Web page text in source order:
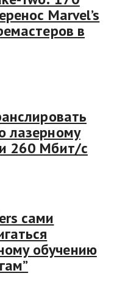
Marvel’s
в
лазерному
260 Мбит/с
сами
обучению